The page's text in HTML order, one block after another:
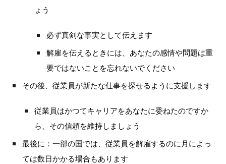
ょう
必ず真剣な事実として伝えます
解雇を伝えるときには、あなたの感情や問題は重
要ではないことを忘れないでください
その後、従業員が新たな仕事を探せるように支援します
従業員はかつてキャリアをあなたに委ねたのですか
ら、その信頼を維持しましょう
最後に：一部の国では、従業員を解雇するのに月によっ
ては数日かかる場合もあります